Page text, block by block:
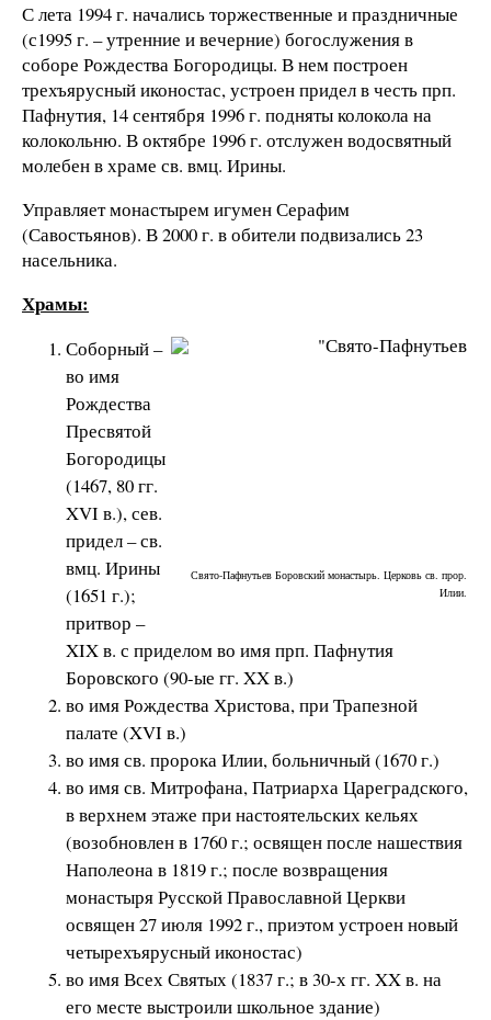
С лета 1994 г. начались торжественные и праздничные
(с1995 г. – утренние и вечерние) богослужения в
соборе Рождества Богородицы. В нем построен
трехъярусный иконостас, устроен придел в честь прп.
Пафнутия, 14 сентября 1996 г. подняты колокола на
колокольню. В октябре 1996 г. отслужен водосвятный
молебен в храме св. вмц. Ирины.
Управляет монастырем игумен Серафим
(Савостьянов). В 2000 г. в обители подвизались 23
насельника.
Храмы:
Свято-Пафнутьев Боровский монастырь. Церковь св. прор.
Илии.
Соборный –
во имя
Рождества
Пресвятой
Богородицы
(1467, 80 гг.
XVI в.), сев.
придел – св.
вмц. Ирины
(1651 г.);
притвор –
XIX в. с приделом во имя прп. Пафнутия
Боровского (90-ые гг. XX в.)
во имя Рождества Христова, при Трапезной
палате (XVI в.)
во имя св. пророка Илии, больничный (1670 г.)
во имя св. Митрофана, Патриарха Цареградского,
в верхнем этаже при настоятельских кельях
(возобновлен в 1760 г.; освящен после нашествия
Наполеона в 1819 г.; после возвращения
монастыря Русской Православной Церкви
освящен 27 июля 1992 г., приэтом устроен новый
четырехъярусный иконостас)
во имя Всех Святых (1837 г.; в 30-х гг. XX в. на
его месте выстроили школьное здание)